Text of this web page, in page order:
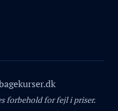
forbehold for fejl i priser.